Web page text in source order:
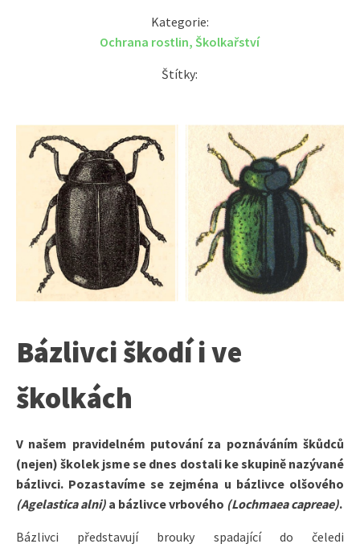
Kategorie:
Ochrana rostlin, Školkařství
Štítky:
Bázlivci škodí i ve
školkách
V našem pravidelném putování za poznáváním škůdců
(nejen) školek jsme se dnes dostali ke skupině nazývané
bázlivci. Pozastavíme se zejména u bázlivce olšového
(Agelastica alni) a bázlivce vrbového (Lochmaea capreae).
Bázlivci představují brouky spadající do čeledi